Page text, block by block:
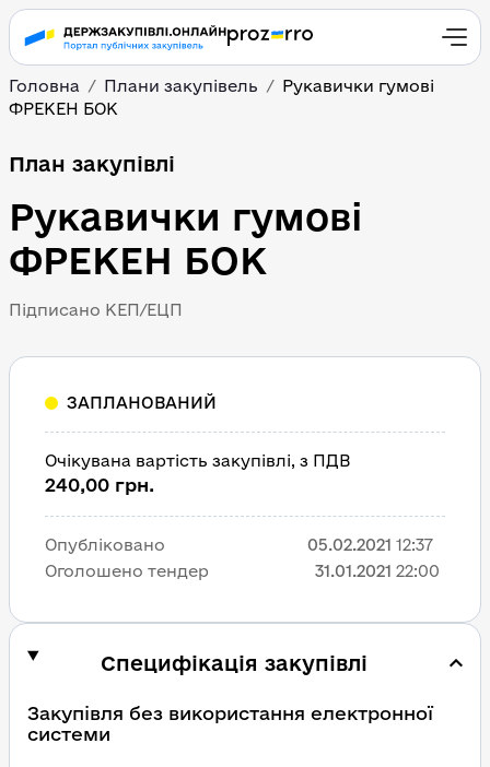
Головна Плани закупівель
Рукавички гумові
ФРЕКЕН БОК
План закупівлі
Рукавички гумові
ФРЕКЕН БОК
Підписано КЕП/ЕЦП
Специфікація закупівлі
Закупівля без використання електронної
системи
ЗАПЛАНОВАНИЙ
Очікувана вартість закупівлі, з ПДВ
240,00 грн.
Опубліковано 05.02.2021 12:37
Оголошено тендер
31.01.2021 22:00